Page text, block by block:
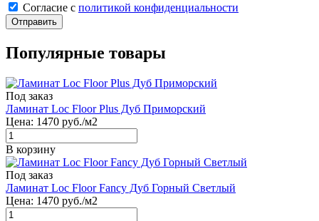
Cогласие с политикой конфиденциальности
Отправить
Популярные товары
Под заказ
Ламинат Loc Floor Plus Дуб Приморский
Цена: 1470 руб./м2
В корзину
Под заказ
Ламинат Loc Floor Fancy Дуб Горный Светлый
Цена: 1470 руб./м2